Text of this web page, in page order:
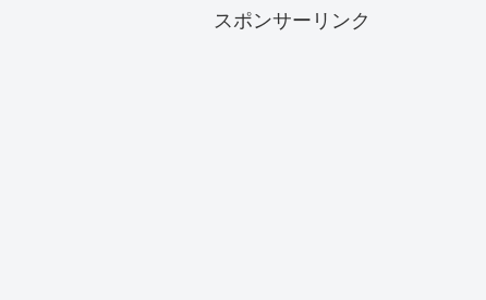
スポンサーリンク